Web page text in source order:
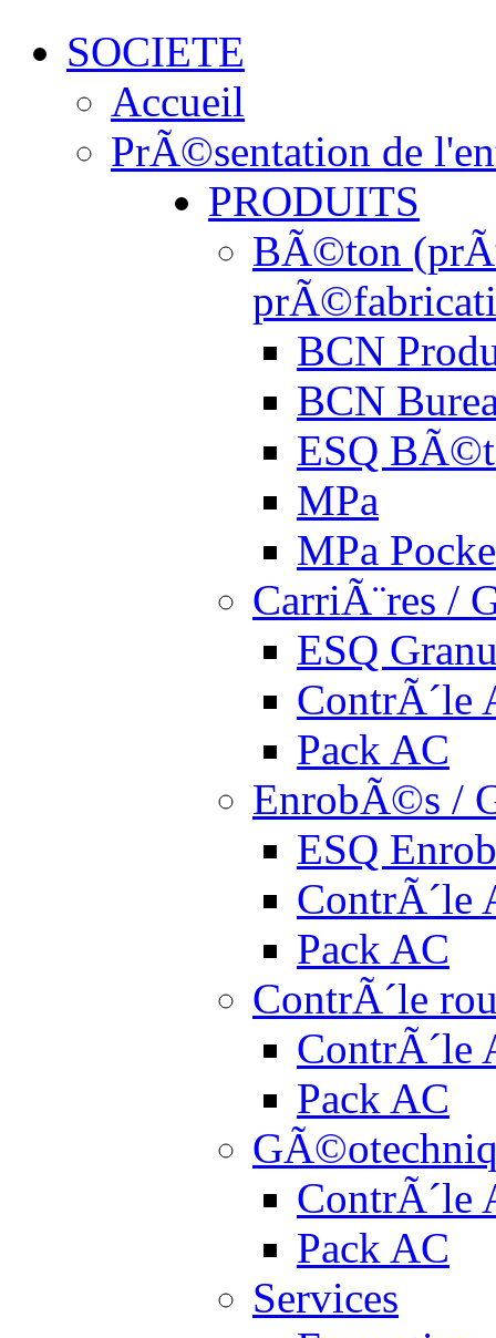
SOCIETE
Accueil
PrÃ©sentation de
PRODUITS
BÃ©ton
BCN
BCN
ESQ
MPa
MPa
CarriÃ¨res /
ESQ
ContrÃ´le
Pack AC
EnrobÃ©s /
ESQ
ContrÃ´le
Pack AC
ContrÃ´le
ContrÃ´le
Pack AC
ContrÃ´le
Pack AC
Services